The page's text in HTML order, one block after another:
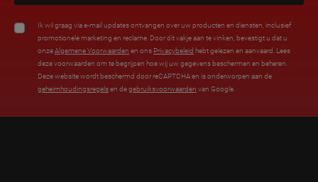
Ik wil graag via e-mail updates ontvangen over uw producten en diensten, inclusief
promotionele marketing en reclame. Door dit vakje aan te vinken, bevestigt u dat u
onzeAlgemene Voorwaarden en ons Privacybeleid hebt gelezen en aanvaard. Lees
deze voorwaarden om te begrijpen hoe wij uw gegevens beschermen en beheren.
Deze website wordt beschermd door reCAPTCHA en is onderworpen aan de
geheimhoudingsregelsen degebruiksvoorwaarden van Google.